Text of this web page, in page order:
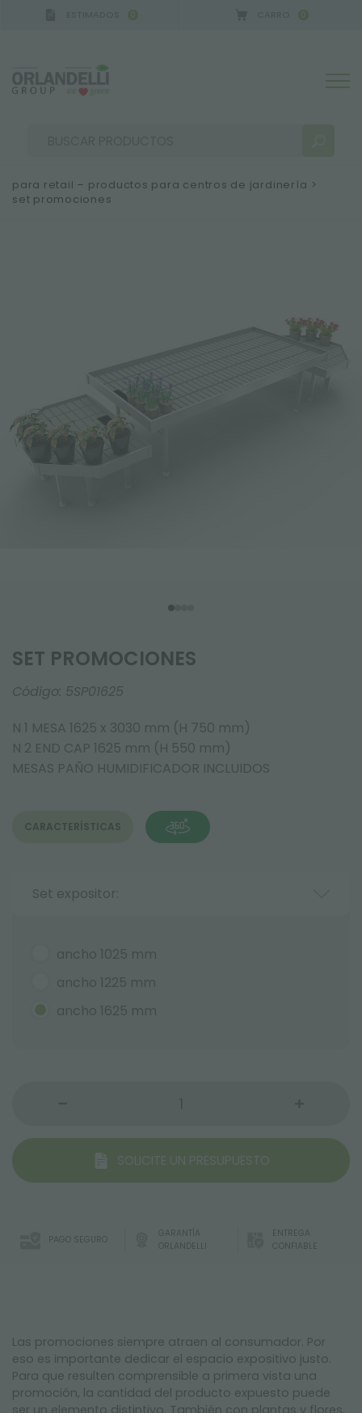
0 0
para retail – productos para centros de jardinería >
set promociones
SET PROMOCIONES
Código: 5SP01625
N 1 MESA 1625 x 3030 mm (H 750 mm)
N 2 END CAP 1625 mm (H 550 mm)
MESAS PAÑO HUMIDIFICADOR INCLUIDOS
CARACTERÍSTICAS
Set expositor:
ancho 1025 mm
ancho 1225 mm
ancho 1625 mm
SOLICITE UN PRESUPUESTO
PAGO SEGURO
GARANTÍA
ORLANDELLI
ENTREGA
CONFIABLE
Las promociones siempre atraen al consumador. Por
eso es importante dedicar el espacio expositivo justo.
Para que resulten comprensible a primera vista una
promoción, la cantidad del producto expuesto puede
ser un elemento distintivo. También con plantas y flores,